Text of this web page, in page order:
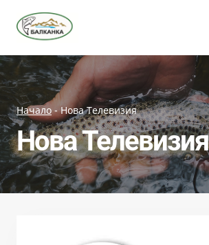
Начало-Нова Телевизия
Нова Телевизия